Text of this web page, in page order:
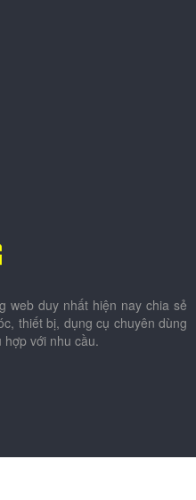
web duy nhất hiện nay chia sẻ
thiết bị, dụng cụ chuyên dùng
với nhu cầu.